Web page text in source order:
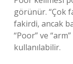
görünür. “Çok
fakirdi, ancak
“Poor” ve
kullanılabilir.